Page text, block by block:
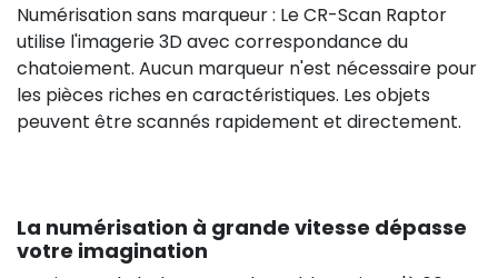
Numérisation sans marqueur : Le CR-Scan Raptor
utilise l'imagerie 3D avec correspondance du
chatoiement. Aucun marqueur n'est nécessaire pour
les pièces riches en caractéristiques. Les objets
peuvent être scannés rapidement et directement.
La numérisation à grande vitesse dépasse
votre imagination